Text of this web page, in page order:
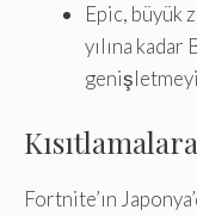
Epic, büyük
yılına kadar
Fortnite’ın